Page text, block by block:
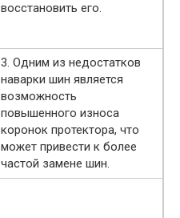
восстановить его.
3. Одним из недостатков
наварки шин является
возможность
повышенного износа
коронок протектора, что
может привести к более
частой замене шин.